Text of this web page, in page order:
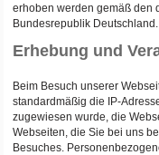
erhoben werden gemäß den
Bundesrepublik Deutschland.
Erhebung und
Beim Besuch unserer
standardmäßig die IP-
zugewiesen wurde, die
Webseiten, die Sie bei uns
Besuches.